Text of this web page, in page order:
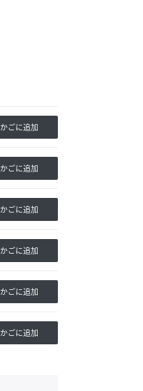
かごに追加
かごに追加
かごに追加
かごに追加
かごに追加
かごに追加